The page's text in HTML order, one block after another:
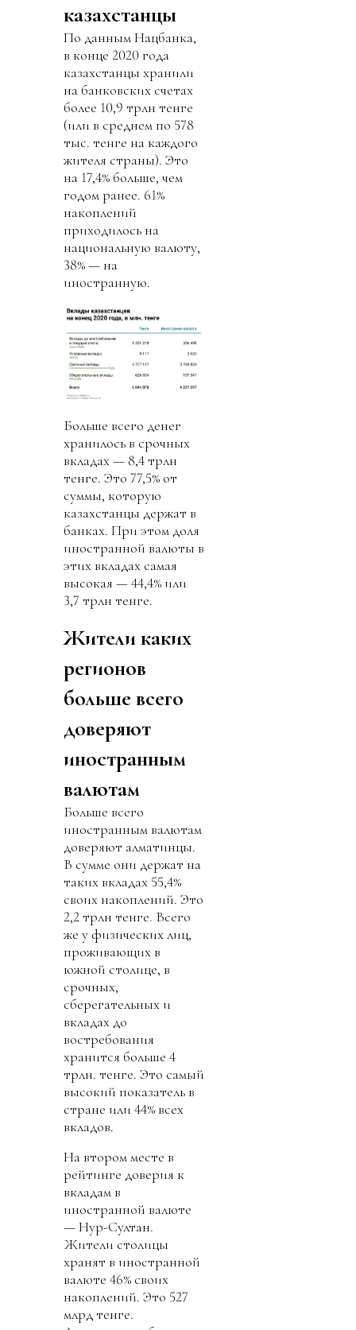
казахстанцы
По данным Нацбанка,
в конце 2020 года
казахстанцы хранили
на банковских счетах
более 10,9 трлн тенге
(или в среднем по 578
тыс. тенге на каждого
жителя страны). Это
на 17,4% больше, чем
годом ранее. 61%
накоплений
приходилось на
национальную валюту,
38% — на
иностранную.
Больше всего денег
хранилось в срочных
вкладах — 8,4 трлн
тенге. Это 77,5% от
суммы, которую
казахстанцы держат в
банках. При этом доля
иностранной валюты в
этих вкладах самая
высокая — 44,4% или
3,7 трлн тенге.
Жители каких
регионов
больше всего
доверяют
иностранным
валютам
Больше всего
иностранным валютам
доверяют алматинцы.
В сумме они держат на
таких вкладах 55,4%
своих накоплений. Это
2,2 трлн тенге. Всего
же у физических лиц,
проживающих в
южной столице, в
срочных,
сберегательных и
вкладах до
востребования
хранится больше 4
трлн. тенге. Это самый
высокий показатель в
стране или 44% всех
вкладов.
На втором месте в
рейтинге доверия к
вкладам в
иностранной валюте
— Нур-Султан.
Жители столицы
хранят в иностранной
валюте 46% своих
накоплений. Это 527
млрд тенге.